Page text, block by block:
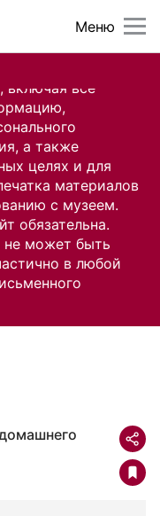
включая все
а также
целях и для
материалов
с музеем.
обязательна.
не может быть
в любой
Меню